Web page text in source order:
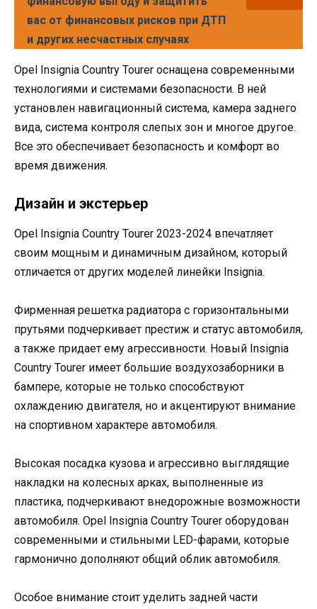
вас от финансовых рисков при ДТП
и других несчастных случаях
Opel Insignia Country Tourer оснащена современными
технологиями и системами безопасности. В ней
установлен навигационный система, камера заднего
вида, система контроля слепых зон и многое другое.
Все это обеспечивает безопасность и комфорт во
время движения.
Дизайн и экстерьер
Opel Insignia Country Tourer 2023-2024 впечатляет
своим мощным и динамичным дизайном, который
отличается от других моделей линейки Insignia.
Фирменная решетка радиатора с горизонтальными
прутьями подчеркивает престиж и статус автомобиля,
а также придает ему агрессивности. Новый Insignia
Country Tourer имеет большие воздухозаборники в
бампере, которые не только способствуют
охлаждению двигателя, но и акцентируют внимание
на спортивном характере автомобиля.
Высокая посадка кузова и агрессивно выглядящие
накладки на колесных арках, выполненные из
пластика, подчеркивают внедорожные возможности
автомобиля. Opel Insignia Country Tourer оборудован
современными и стильными LED-фарами, которые
гармонично дополняют общий облик автомобиля.
Особое внимание стоит уделить задней части